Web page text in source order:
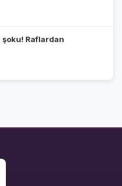
şoku! Raflardan